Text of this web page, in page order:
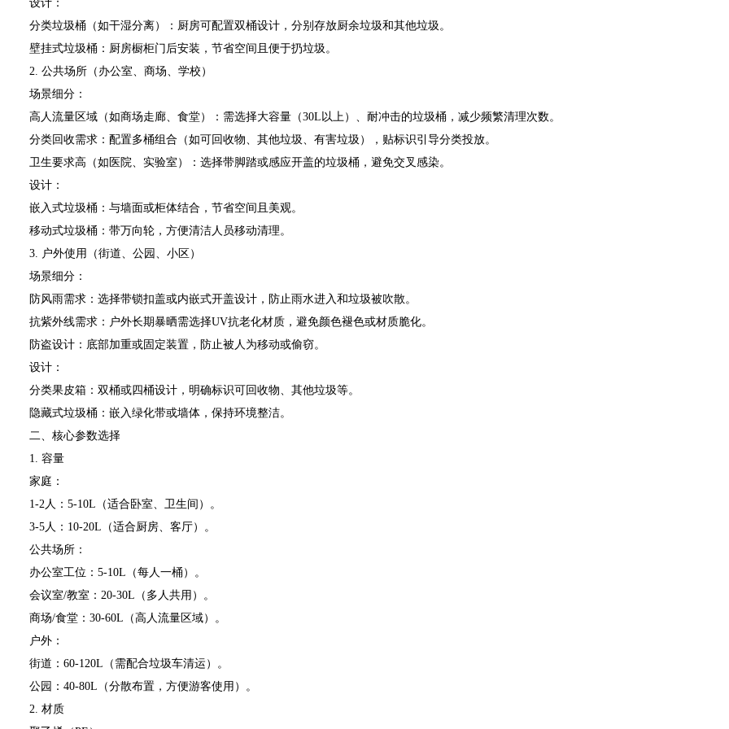
设计：
分类垃圾桶（如干湿分离）：厨房可配置双桶设计，分别存放厨余垃圾和其他垃圾。
壁挂式垃圾桶：厨房橱柜门后安装，节省空间且便于扔垃圾。
2. 公共场所（办公室、商场、学校）
场景细分：
高人流量区域（如商场走廊、食堂）：需选择大容量（30L以上）、耐冲击的垃圾桶，减少频繁清理次数。
分类回收需求：配置多桶组合（如可回收物、其他垃圾、有害垃圾），贴标识引导分类投放。
卫生要求高（如医院、实验室）：选择带脚踏或感应开盖的垃圾桶，避免交叉感染。
设计：
嵌入式垃圾桶：与墙面或柜体结合，节省空间且美观。
移动式垃圾桶：带万向轮，方便清洁人员移动清理。
3. 户外使用（街道、公园、小区）
场景细分：
防风雨需求：选择带锁扣盖或内嵌式开盖设计，防止雨水进入和垃圾被吹散。
抗紫外线需求：户外长期暴晒需选择UV抗老化材质，避免颜色褪色或材质脆化。
防盗设计：底部加重或固定装置，防止被人为移动或偷窃。
设计：
分类果皮箱：双桶或四桶设计，明确标识可回收物、其他垃圾等。
隐藏式垃圾桶：嵌入绿化带或墙体，保持环境整洁。
二、核心参数选择
1. 容量
家庭：
1-2人：5-10L（适合卧室、卫生间）。
3-5人：10-20L（适合厨房、客厅）。
公共场所：
办公室工位：5-10L（每人一桶）。
会议室/教室：20-30L（多人共用）。
商场/食堂：30-60L（高人流量区域）。
户外：
街道：60-120L（需配合垃圾车清运）。
公园：40-80L（分散布置，方便游客使用）。
2. 材质